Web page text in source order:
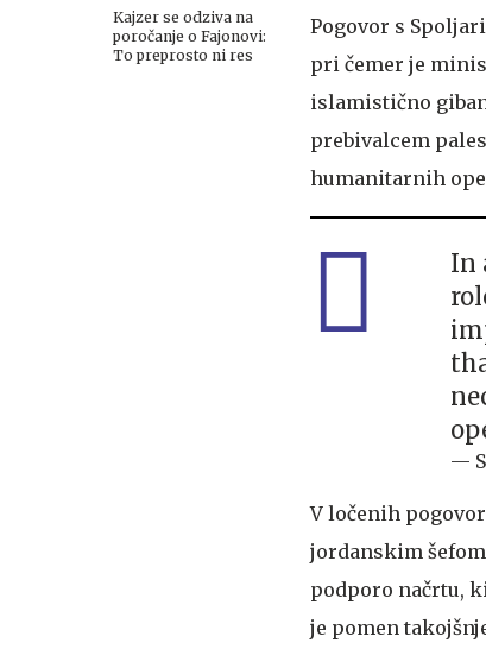
svetovne vojne, vendar
...
Kajzer se odziva na
poročanje o Fajonovi:
To preprosto ni res
Pogovor s
pri čemer je
islamistično
prebivalcem
humanitarnih
In
—
V ločenih
jordanskim
podporo načrtu,
je pomen